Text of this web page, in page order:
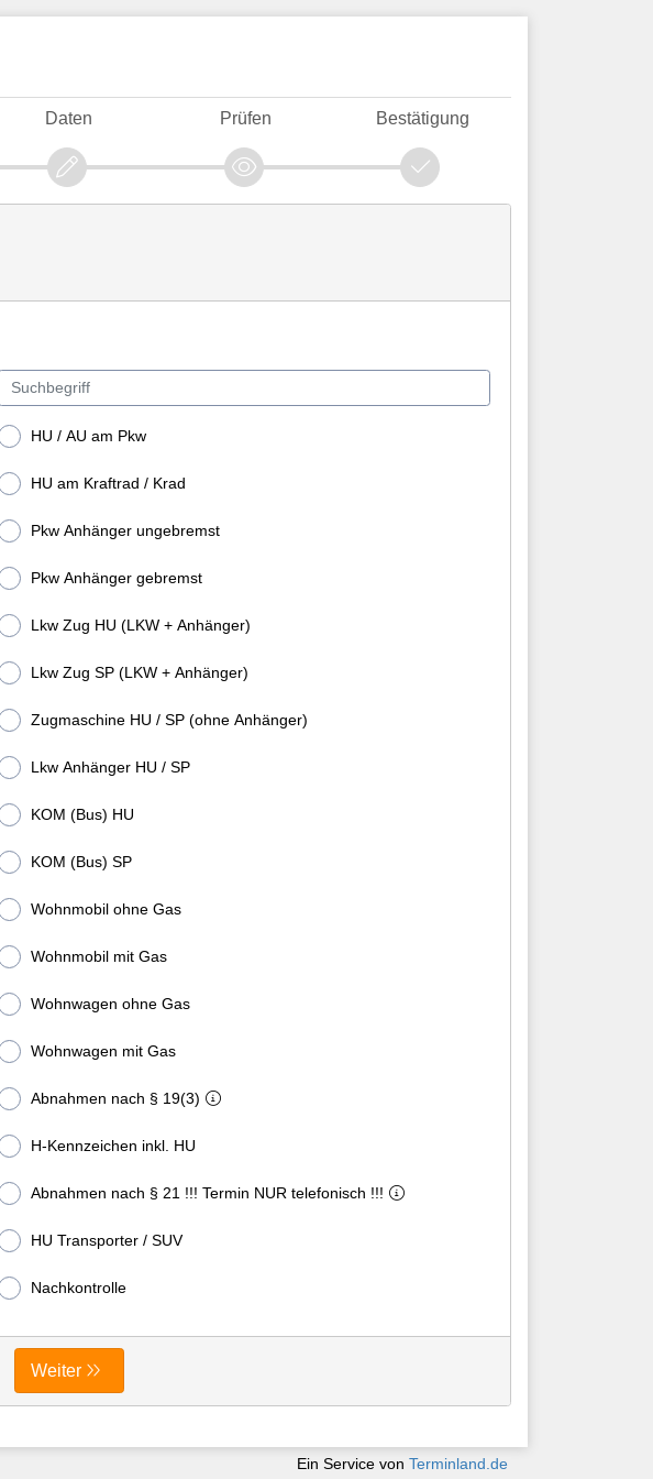
Daten Prüfen Bestätigung
HU / AU am Pkw
HU am Kraftrad / Krad
Pkw Anhänger ungebremst
Pkw Anhänger gebremst
Lkw Zug HU (LKW + Anhänger)
Lkw Zug SP (LKW + Anhänger)
Zugmaschine HU / SP (ohne Anhänger)
Lkw Anhänger HU / SP
KOM (Bus) HU
KOM (Bus) SP
Wohnmobil ohne Gas
Wohnmobil mit Gas
Wohnwagen ohne Gas
Wohnwagen mit Gas
Abnahmen nach § 19(3)
H-Kennzeichen inkl. HU
Abnahmen nach § 21 !!! Termin NUR telefonisch !!!
HU Transporter / SUV
Nachkontrolle
Weiter
Ein Service von Terminland.de